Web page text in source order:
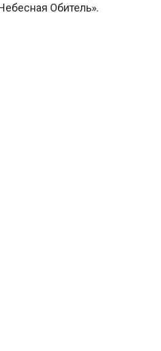
Обитель».